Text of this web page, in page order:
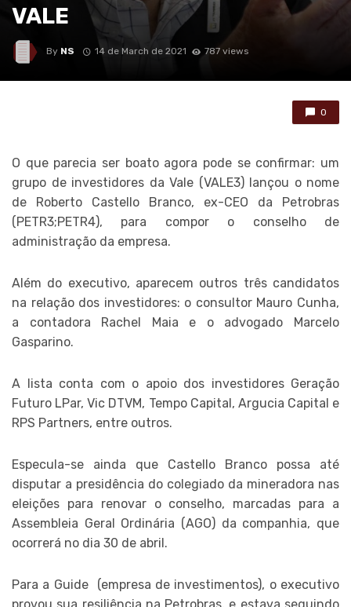
VALE
By NS 14 de March de 2021 787 views
0
O que parecia ser boato agora pode se confirmar: um
grupo de investidores da Vale (VALE3) lançou o nome
de Roberto Castello Branco, ex-CEO da Petrobras
(PETR3;PETR4), para compor o conselho de
administração da empresa.
Além do executivo, aparecem outros três candidatos
na relação dos investidores: o consultor Mauro Cunha,
a contadora Rachel Maia e o advogado Marcelo
Gasparino.
A lista conta com o apoio dos investidores Geração
Futuro LPar, Vic DTVM, Tempo Capital, Argucia Capital e
RPS Partners, entre outros.
Especula-se ainda que Castello Branco possa até
disputar a presidência do colegiado da mineradora nas
eleições para renovar o conselho, marcadas para a
Assembleia Geral Ordinária (AGO) da companhia, que
ocorrerá no dia 30 de abril.
Para a Guide (empresa de investimentos), o executivo